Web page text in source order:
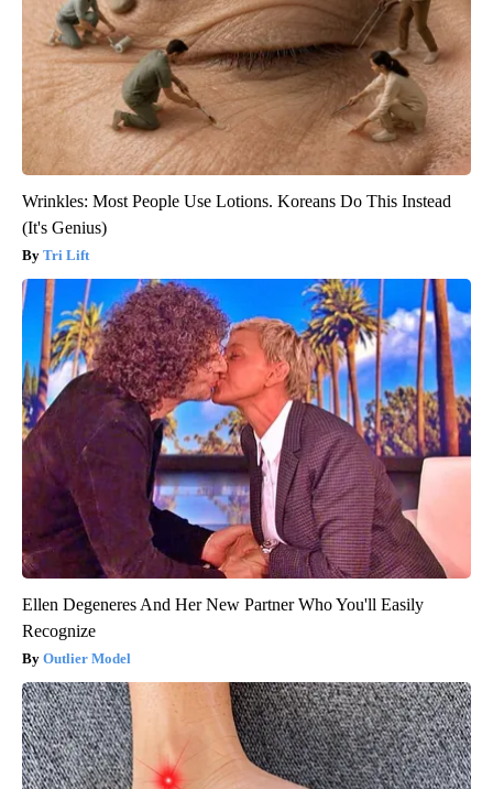
Wrinkles: Most People Use Lotions. Koreans Do This Instead
(It's Genius)
Tri Lift
Ellen Degeneres And Her New Partner Who You'll Easily
Recognize
Outlier Model